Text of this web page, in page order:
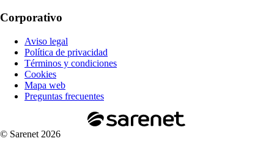
Corporativo
Aviso legal
Política de privacidad
Términos y condiciones
Cookies
Mapa web
Preguntas frecuentes
© Sarenet 2026